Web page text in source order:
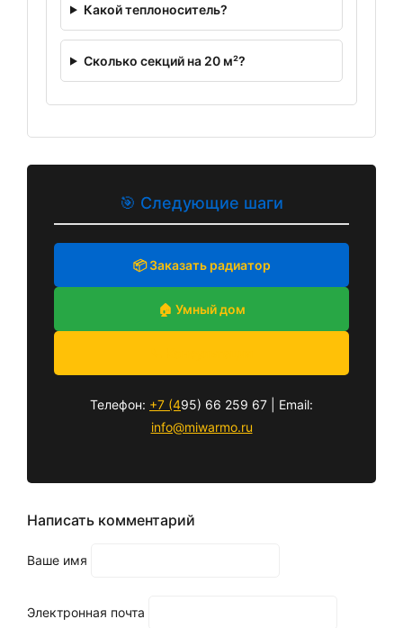
Какой теплоноситель?
Сколько секций на 20 м²?
🎯 Следующие шаги
📦 Заказать радиатор
🏠 Умный дом
Телефон: +7 (495) 66 259 67 | Email:
info@miwarmo.ru
Написать комментарий
Ваше имя
Электронная почта